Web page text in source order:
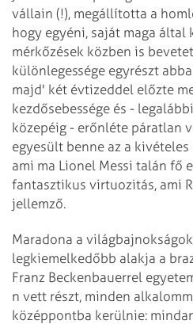
vállain (!), megállította a
hogy egyéni, saját maga
mérkőzések közben is
különlegessége egyrészt
majd' két évtizeddel előzte
kezdősebessége és -
közepéig - erőnléte páratlan
egyesült benne az a
ami ma Lionel Messi talán fő
fantasztikus virtuozitás, ami
jellemző.
Maradona a
legkiemelkedőbb alakja a
Franz Beckenbauerrel
n vett részt, minden
középpontba kerülnie: